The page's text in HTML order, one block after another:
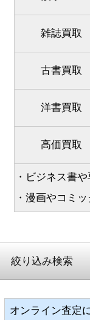
雑誌買取
古書買取
洋書買取
高価買取
・ビジネス書
・漫画やコミ
絞り込み検索
TOP
オンライン査定